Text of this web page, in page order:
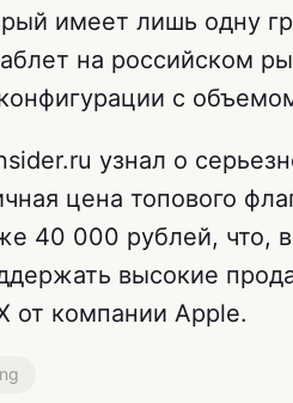
имеет лишь одну
на российском
с
узнал о
цена топового
40 000 рублей, что,
высокие
от компании Apple.